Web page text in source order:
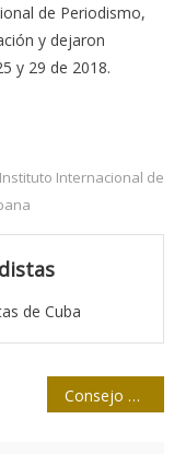
de Periodismo,
y dejaron
y 29 de 2018.
Instituto Internacional de
de Cuba
Consejo de Ministros analiza marcha de la economía y otros importantes temas